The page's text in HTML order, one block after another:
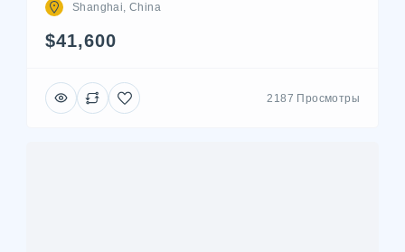
Shanghai, China
$41,600
2187 Просмотры